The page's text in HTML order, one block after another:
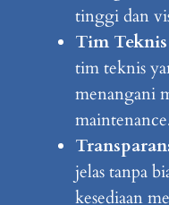
tinggi dan
Tim
tim teknis
menangani
jelas tanpa
kesediaan